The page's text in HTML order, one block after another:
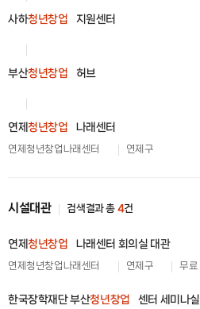
사하청년창업 지원센터
부산청년창업 허브
연제청년창업 나래센터
연제청년창업나래센터 연제구
시설대관 검색결과 총 4건
연제청년창업 나래센터 회의실 대관
연제청년창업나래센터 연제구 무료
한국장학재단 부산청년창업 센터 세미나실